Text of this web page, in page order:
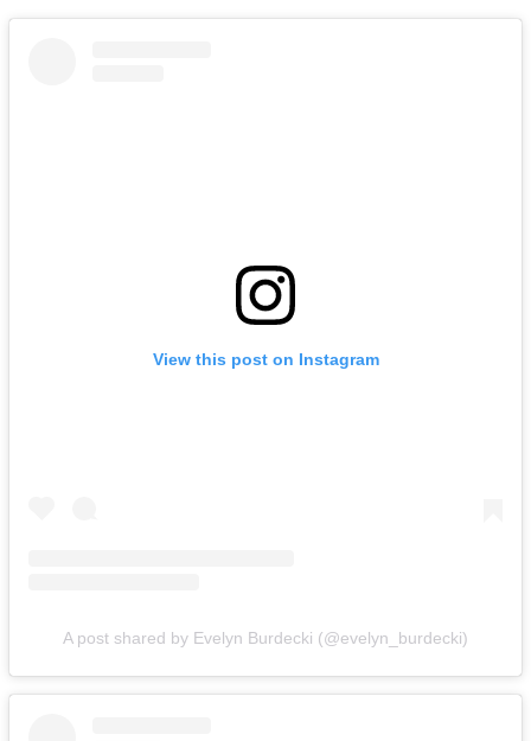
View this post on Instagram
A post shared by Evelyn Burdecki (@evelyn_burdecki)